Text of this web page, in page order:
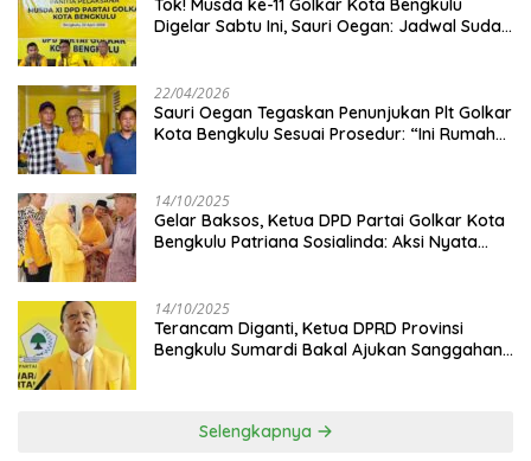
‎Tok! Musda ke-11 Golkar Kota Bengkulu
Digelar Sabtu Ini, Sauri Oegan: Jadwal Sudah
22/04/2026
Sauri Oegan Tegaskan Penunjukan Plt Golkar
Kota Bengkulu Sesuai Prosedur: “Ini Rumah
14/10/2025
‎Gelar Baksos, Ketua DPD Partai Golkar Kota
Bengkulu Patriana Sosialinda: Aksi Nyata
14/10/2025
Terancam Diganti, Ketua DPRD Provinsi
Bengkulu Sumardi Bakal Ajukan Sanggahan
Selengkapnya